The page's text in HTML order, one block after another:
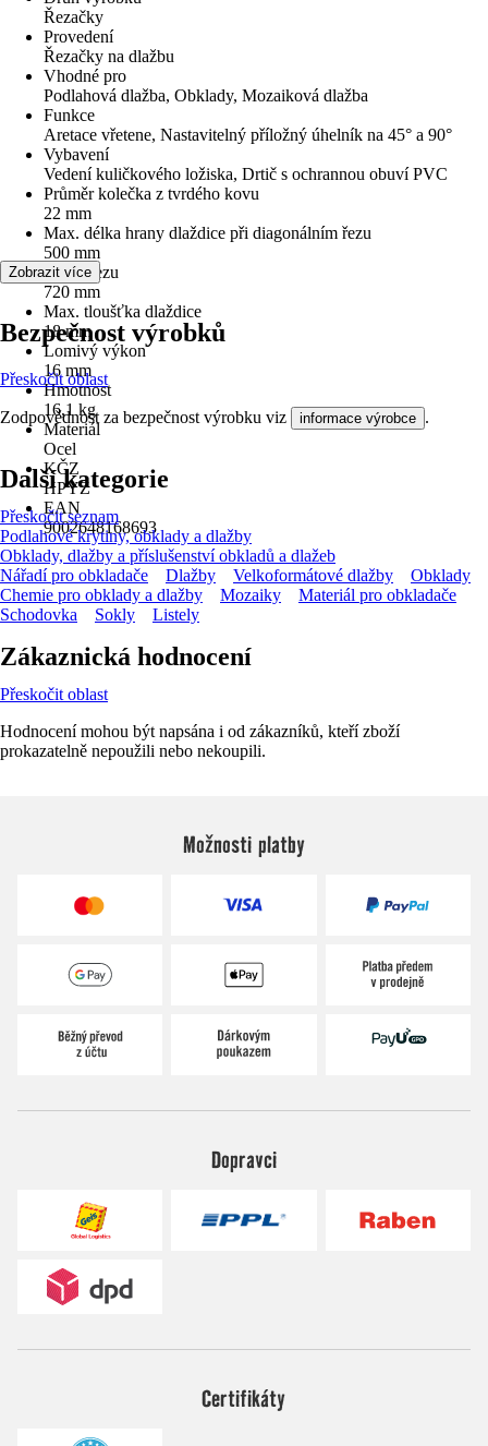
Řezačky
Provedení
Řezačky na dlažbu
Vhodné pro
Podlahová dlažba, Obklady, Mozaiková dlažba
Funkce
Aretace vřetene, Nastavitelný příložný úhelník na 45° a 90°
Vybavení
Vedení kuličkového ložiska, Drtič s ochrannou obuví PVC
Průměr kolečka z tvrdého kovu
22 mm
Max. délka hrany dlaždice při diagonálním řezu
500 mm
Délka řezu
720 mm
Max. tloušťka dlaždice
18 mm
Lomivý výkon
16 mm
Hmotnost
16,1 kg
Materiál
Ocel
KČZ
HPYZ
EAN
9002648168693
Zobrazit více
Bezpečnost výrobků
Přeskočit oblast
Zodpovědnost za bezpečnost výrobku viz informace výrobce .
Další kategorie
Přeskočit seznam
Podlahové krytiny, obklady a dlažby
Obklady, dlažby a příslušenství obkladů a dlažeb
Nářadí pro obkladače
Dlažby Velkoformátové dlažby
Obklady
Chemie pro obklady a dlažby
Mozaiky
Materiál pro obkladače
Schodovka
Sokly Listely
Zákaznická hodnocení
Přeskočit oblast
Hodnocení mohou být napsána i od zákazníků, kteří zboží
prokazatelně nepoužili nebo nekoupili.
Možnosti platby
Dopravci
Certifikáty